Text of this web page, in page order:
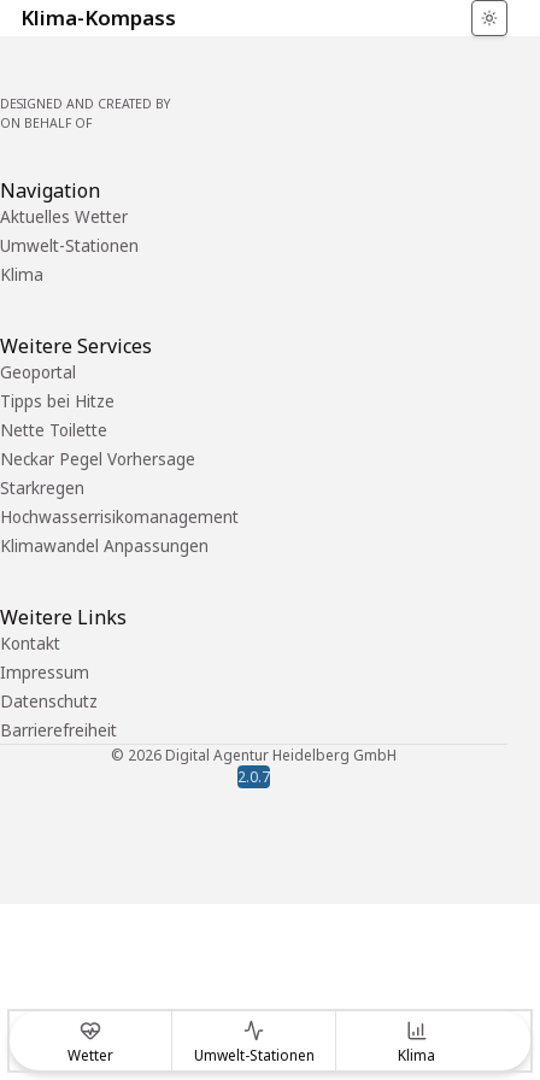
Klima-Kompass
DESIGNED AND CREATED BY
ON BEHALF OF
Navigation
Aktuelles Wetter
Umwelt-Stationen
Klima
Weitere Services
Geoportal
Tipps bei Hitze
Nette Toilette
Neckar Pegel Vorhersage
Starkregen
Hochwasserrisikomanagement
Klimawandel Anpassungen
Weitere Links
Kontakt
Impressum
Datenschutz
Barrierefreiheit
© 2026 Digital Agentur Heidelberg GmbH
2.0.7
Wetter Umwelt-Stationen Klima